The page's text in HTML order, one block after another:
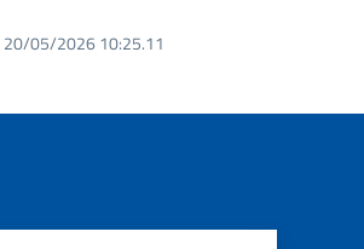
20/05/2026 10:25.11